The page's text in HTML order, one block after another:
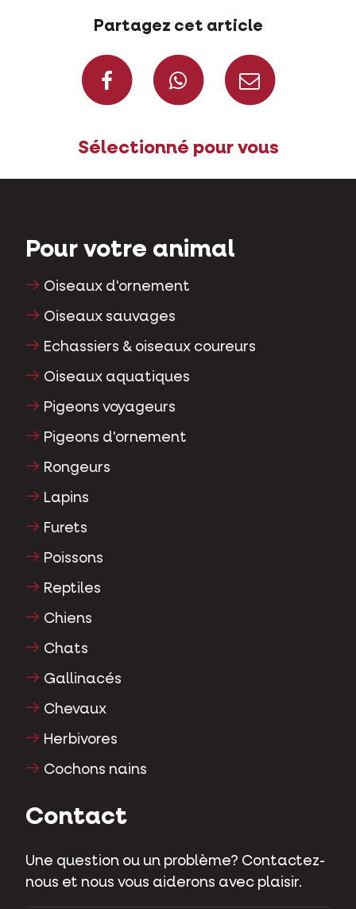
Partagez cet article
Partagez sur
Partagez
Sélectionné pour vous
Pour votre animal
Oiseaux d'ornement
Oiseaux sauvages
Echassiers & oiseaux coureurs
Oiseaux aquatiques
Pigeons voyageurs
Pigeons d'ornement
Rongeurs
Lapins
Furets
Poissons
Reptiles
Chiens
Chats
Gallinacés
Chevaux
Herbivores
Cochons nains
Contact
Une question ou un problème? Contactez-
nous et nous vous aiderons avec plaisir.